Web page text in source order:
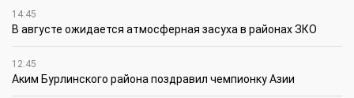
14:45
В августе ожидается атмосферная засуха в районах ЗКО
12:45
Аким Бурлинского района поздравил чемпионку Азии